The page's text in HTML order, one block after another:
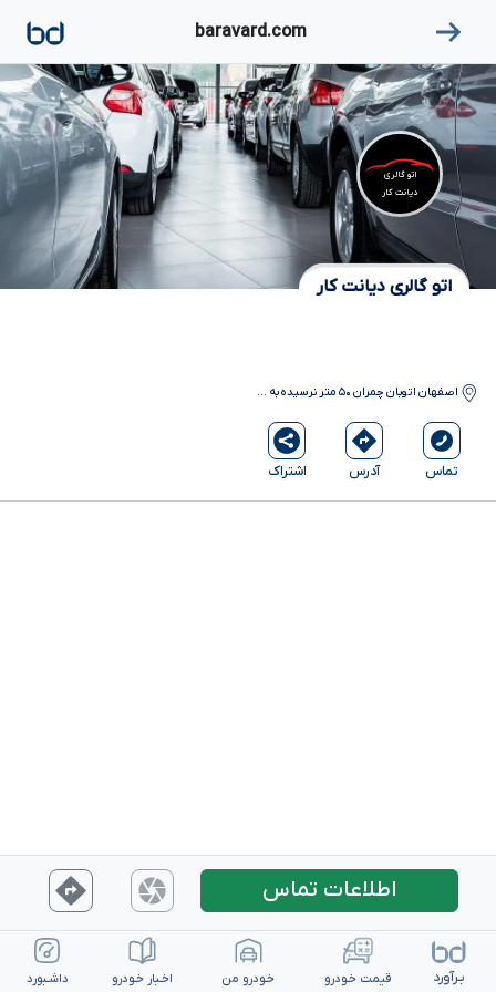
baravard.com
اتو گالری
دیانت کار
اتو گالری دیانت کار
اصفهان اتوبان چمران ۵۰ متر نرسیده به ...
تماس آدرس اشتراک
اطلاعات تماس
بـرآورد قیمت خـودرو خـودرو من اخـبار خـودرو داشـبورد